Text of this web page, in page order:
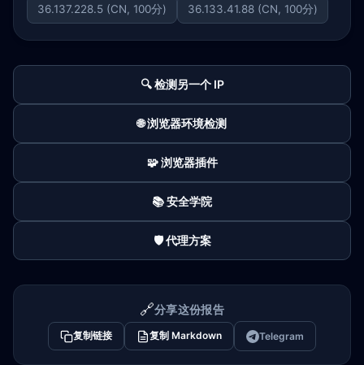
36.137.228.5 (CN, 100分) 36.133.41.88 (CN, 100分)
🔍 检测另一个 IP
🌐 浏览器环境检测
🧩 浏览器插件
📚 安全学院
🛡️ 代理方案
🔗分享这份报告
复制链接 复制 Markdown Telegram